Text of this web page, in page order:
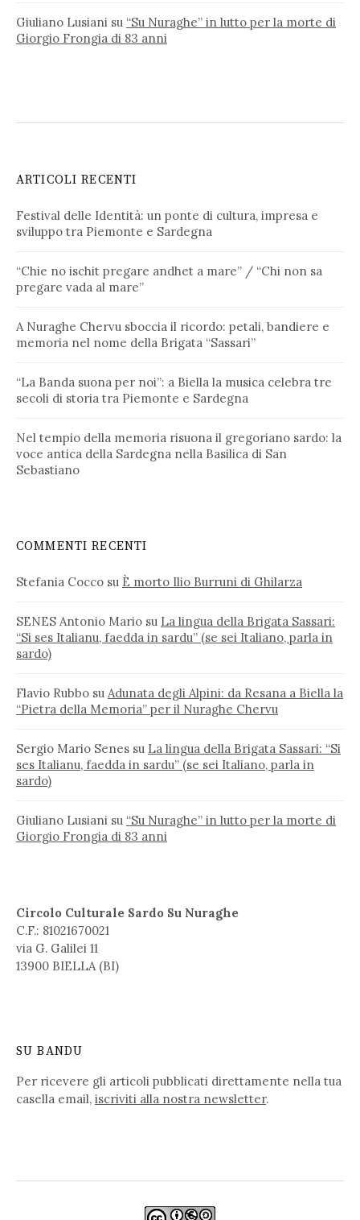
Giuliano Lusiani su “Su Nuraghe” in lutto per la morte di
Giorgio Frongia di 83 anni
ARTICOLI RECENTI
Festival delle Identità: un ponte di cultura, impresa e
sviluppo tra Piemonte e Sardegna
“Chie no ischit pregare andhet a mare” / “Chi non sa
pregare vada al mare”
A Nuraghe Chervu sboccia il ricordo: petali, bandiere e
memoria nel nome della Brigata “Sassari”
“La Banda suona per noi”: a Biella la musica celebra tre
secoli di storia tra Piemonte e Sardegna
Nel tempio della memoria risuona il gregoriano sardo: la
voce antica della Sardegna nella Basilica di San
Sebastiano
COMMENTI RECENTI
Stefania Cocco su È morto Ilio Burruni di Ghilarza
SENES Antonio Mario su La lingua della Brigata Sassari:
“Si ses Italianu, faedda in sardu” (se sei Italiano, parla in
sardo)
Flavio Rubbo su Adunata degli Alpini: da Resana a Biella la
“Pietra della Memoria” per il Nuraghe Chervu
Sergio Mario Senes su La lingua della Brigata Sassari: “Si
ses Italianu, faedda in sardu” (se sei Italiano, parla in
sardo)
Giuliano Lusiani su “Su Nuraghe” in lutto per la morte di
Giorgio Frongia di 83 anni
Circolo Culturale Sardo Su Nuraghe
C.F.: 81021670021
via G. Galilei 11
13900 BIELLA (BI)
SU BANDU
Per ricevere gli articoli pubblicati direttamente nella tua
casella email, iscriviti alla nostra newsletter.